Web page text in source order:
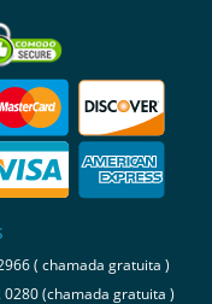
( chamada gratuita )
0280 (chamada gratuita )